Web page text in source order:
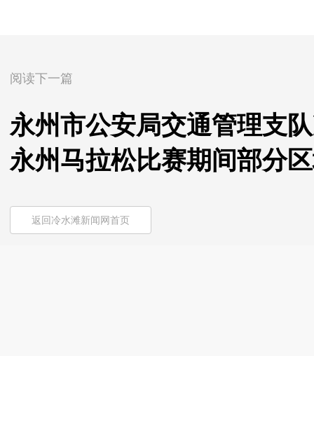
阅读下一篇
永州市公安局交通管理支
永州马拉松比赛期间部分
返回冷水滩新闻网首页